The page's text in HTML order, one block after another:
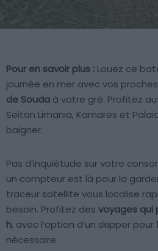
Pour en savoir plus : Louez ce
journée en mer avec vos
de Souda à votre gré. Profitez
Seitan Limania, Kamares et
baigner.
Pas d’inquiétude sur votre
un compteur est là pour la
traceur satellite vous localise
besoin. Profitez des voyages qui
h, avec l’option d’un skipper
nécessaire.